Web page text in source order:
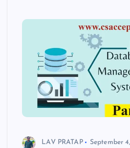
LAV PRATAP
September